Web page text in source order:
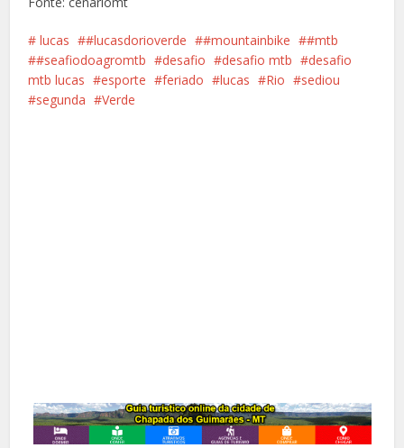
️️ lucas #lucasdorioverde #mountainbike
#mtb
#seafiodoagromtb
desafio desafio mtb
desafio
mtb lucas
esporte feriado lucas Rio
sediou
segunda
Verde